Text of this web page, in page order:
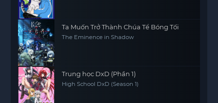
Ta Muốn Trở Thành Chúa Tể Bóng Tối
The Eminence in Shadow
Trung học DxD (Phần 1)
High School DxD (Season 1)